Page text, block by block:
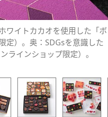
ワイトカカオを使用した「
定）。奥：SDGsを意識し
ラインショップ限定）。